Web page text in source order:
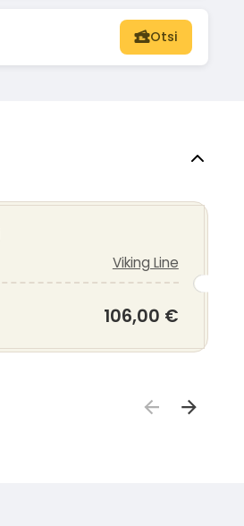
Otsi
Viking Line
106,00 €